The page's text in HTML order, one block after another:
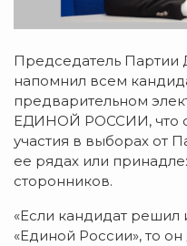
Председатель
напомнил всем
предварительном
ЕДИНОЙ РОССИИ, что
участия в выборах от
ее рядах или
сторонников.
«Если кандидат решил
«Единой России», то